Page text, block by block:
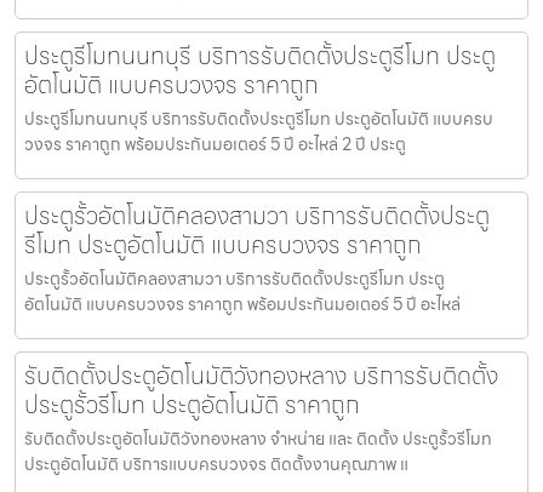
ประตูรีโมทนนทบุรี บริการรับติดตั้งประตูรีโมท ประตู
อัตโนมัติ แบบครบวงจร ราคาถูก
ประตูรีโมทนนทบุรี บริการรับติดตั้งประตูรีโมท ประตูอัตโนมัติ แบบครบ
วงจร ราคาถูก พร้อมประกันมอเตอร์ 5 ปี อะไหล่ 2 ปี ประตู
ประตูรั้วอัตโนมัติคลองสามวา บริการรับติดตั้งประตู
รีโมท ประตูอัตโนมัติ แบบครบวงจร ราคาถูก
ประตูรั้วอัตโนมัติคลองสามวา บริการรับติดตั้งประตูรีโมท ประตู
อัตโนมัติ แบบครบวงจร ราคาถูก พร้อมประกันมอเตอร์ 5 ปี อะไหล่
รับติดตั้งประตูอัตโนมัติวังทองหลาง บริการรับติดตั้ง
ประตูรั้วรีโมท ประตูอัตโนมัติ ราคาถูก
รับติดตั้งประตูอัตโนมัติวังทองหลาง จำหน่าย และ ติดตั้ง ประตูรั้วรีโมท
ประตูอัตโนมัติ บริการแบบครบวงจร ติดตั้งงานคุณภาพ แ